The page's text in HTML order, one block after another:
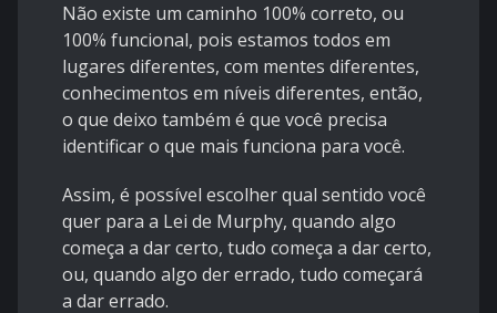
Não existe um caminho 100% correto, ou
100% funcional, pois estamos todos em
lugares diferentes, com mentes diferentes,
conhecimentos em níveis diferentes, então,
o que deixo também é que você precisa
identificar o que mais funciona para você.
Assim, é possível escolher qual sentido você
quer para a Lei de Murphy, quando algo
começa a dar certo, tudo começa a dar certo,
ou, quando algo der errado, tudo começará
a dar errado.